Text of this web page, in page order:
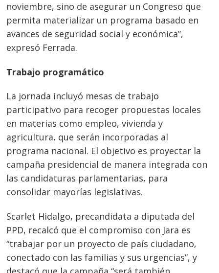
noviembre, sino de asegurar un Congreso que
permita materializar un programa basado en
avances de seguridad social y económica”,
expresó Ferrada.
Trabajo programático
La jornada incluyó mesas de trabajo
participativo para recoger propuestas locales
en materias como empleo, vivienda y
agricultura, que serán incorporadas al
programa nacional. El objetivo es proyectar la
campaña presidencial de manera integrada con
las candidaturas parlamentarias, para
consolidar mayorías legislativas.
Scarlet Hidalgo, precandidata a diputada del
PPD, recalcó que el compromiso con Jara es
“trabajar por un proyecto de país ciudadano,
conectado con las familias y sus urgencias”, y